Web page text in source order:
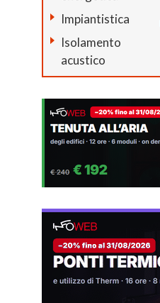
Impiantistica
Isolamento
acustico